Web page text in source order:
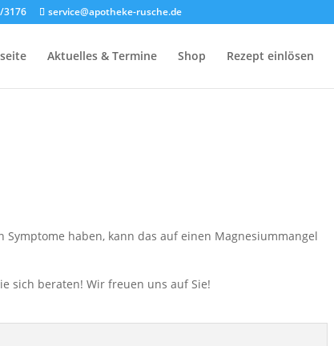
3176 service@apotheke-rusche.de
Aktuelles & Termine Shop Rezept einlösen
haben, kann das auf einen Magnesiummangel
sich beraten! Wir freuen uns auf Sie!